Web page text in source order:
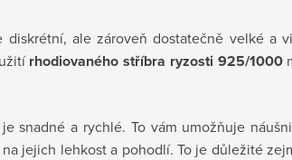
ale zároveň dostatečně velké a
rhodiovaného stříbra ryzosti 925/1000
snadné a rychlé. To vám umožňuje
jejich lehkost a pohodlí. To je důležité